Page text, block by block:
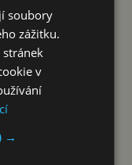
S23 Ultra?
soubory
zážitku.
stránek
v
→